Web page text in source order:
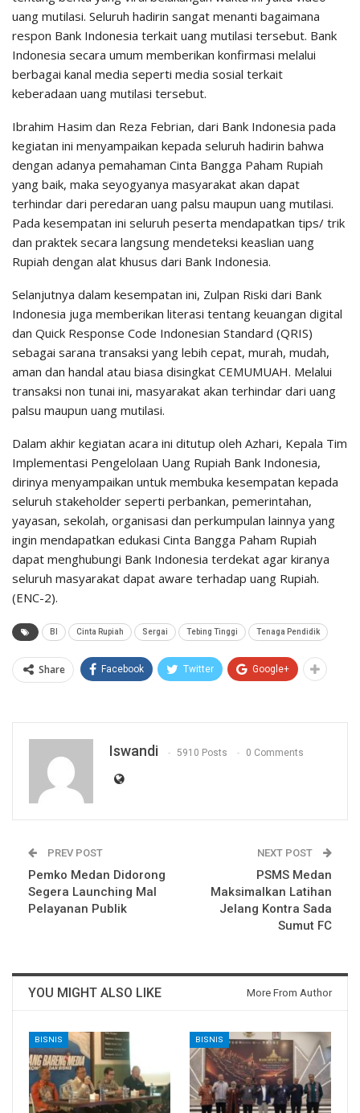
uang mutilasi. Seluruh hadirin sangat menanti bagaimana
respon Bank Indonesia terkait uang mutilasi tersebut. Bank
Indonesia secara umum memberikan konfirmasi melalui
berbagai kanal media seperti media sosial terkait
keberadaan uang mutilasi tersebut.
Ibrahim Hasim dan Reza Febrian, dari Bank Indonesia pada
kegiatan ini menyampaikan kepada seluruh hadirin bahwa
dengan adanya pemahaman Cinta Bangga Paham Rupiah
yang baik, maka seyogyanya masyarakat akan dapat
terhindar dari peredaran uang palsu maupun uang mutilasi.
Pada kesempatan ini seluruh peserta mendapatkan tips/ trik
dan praktek secara langsung mendeteksi keaslian uang
Rupiah dengan alat khusus dari Bank Indonesia.
Selanjutnya dalam kesempatan ini, Zulpan Riski dari Bank
Indonesia juga memberikan literasi tentang keuangan digital
dan Quick Response Code Indonesian Standard (QRIS)
sebagai sarana transaksi yang lebih cepat, murah, mudah,
aman dan handal atau biasa disingkat CEMUMUAH. Melalui
transaksi non tunai ini, masyarakat akan terhindar dari uang
palsu maupun uang mutilasi.
Dalam akhir kegiatan acara ini ditutup oleh Azhari, Kepala Tim
Implementasi Pengelolaan Uang Rupiah Bank Indonesia,
dirinya menyampaikan untuk membuka kesempatan kepada
seluruh stakeholder seperti perbankan, pemerintahan,
yayasan, sekolah, organisasi dan perkumpulan lainnya yang
ingin mendapatkan edukasi Cinta Bangga Paham Rupiah
dapat menghubungi Bank Indonesia terdekat agar kiranya
seluruh masyarakat dapat aware terhadap uang Rupiah.
(ENC-2).
BI Cinta Rupiah Sergai Tebing Tinggi Tenaga Pendidik
Share Facebook Twitter Google+
Iswandi 5910 Posts 0 Comments
PREV POST
Pemko Medan Didorong
Segera Launching Mal
Pelayanan Publik
NEXT POST
PSMS Medan
Maksimalkan Latihan
Jelang Kontra Sada
Sumut FC
YOU MIGHT ALSO LIKE More From Author
BISNIS BISNIS